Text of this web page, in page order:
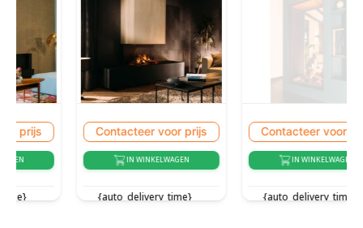
Contacteer voor prijs
IN WINKELWAGEN
{auto_delivery_time}
Contacteer voor prijs
IN WINKELWAGEN
{auto_delivery_time}